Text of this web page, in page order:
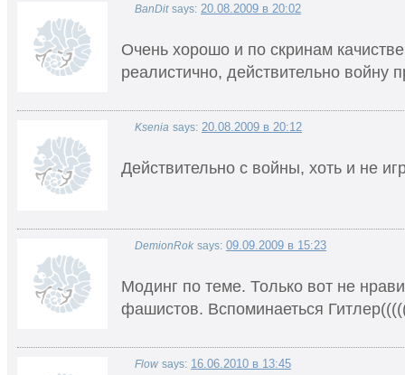
BanDit says: 20.08.2009 в 20:02
Очень хорошо и по скринам
реалистично, действительно войну
Ksenia says: 20.08.2009 в 20:12
Действительно с войны, хоть и не
DemionRok says: 09.09.2009 в 15:23
Модинг по теме. Только вот не
фашистов. Вспоминаеться
Flow says: 16.06.2010 в 13:45